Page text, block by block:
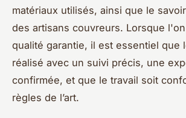
matériaux utilisés, ainsi que le
des artisans couvreurs. Lorsque
qualité garantie, il est essentiel que
réalisé avec un suivi précis, une
confirmée, et que le travail soit
règles de l’art.